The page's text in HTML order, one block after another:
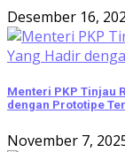
Desember 16,
Menteri PKP Tinjau
dengan Prototipe
November 7,